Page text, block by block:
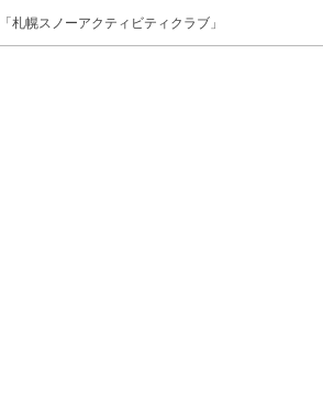
「札幌スノーアクティビティクラブ」